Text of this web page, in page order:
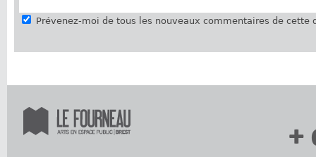
Prévenez-moi de tous les nouveaux commentaires de cette
+